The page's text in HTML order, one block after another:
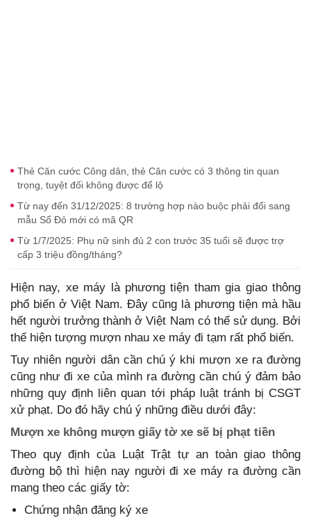
Thẻ Căn cước Công dân, thẻ Căn cước có 3 thông tin quan
trọng, tuyệt đối không được để lộ
Từ nay đến 31/12/2025: 8 trường hợp nào buộc phải đổi sang
mẫu Sổ Đỏ mới có mã QR
Từ 1/7/2025: Phụ nữ sinh đủ 2 con trước 35 tuổi sẽ được trợ
cấp 3 triệu đồng/tháng?
Hiện nay, xe máy là phương tiện tham gia giao thông
phổ biến ở Việt Nam. Đây cũng là phương tiện mà hầu
hết người trưởng thành ở Việt Nam có thể sử dụng. Bởi
thế hiện tượng mượn nhau xe máy đi tạm rất phổ biến.
Tuy nhiên người dân cần chú ý khi mượn xe ra đường
cũng như đi xe của mình ra đường cần chú ý đảm bảo
những quy định liên quan tới pháp luật tránh bị CSGT
xử phạt. Do đó hãy chú ý những điều dưới đây:
Mượn xe không mượn giấy tờ xe sẽ bị phạt tiền
Theo quy định của Luật Trật tự an toàn giao thông
đường bộ thì hiện nay người đi xe máy ra đường cần
mang theo các giấy tờ:
Chứng nhận đăng ký xe